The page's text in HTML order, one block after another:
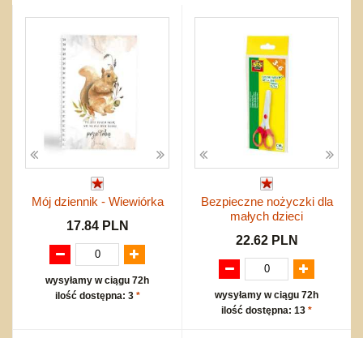
Okolicznościowe i świąteczne
Dźwiekowe
Bajkowe
Inne
Karuzelki
Maty do zabawy
Do rozkręcania
Bąki
Pojazdy
Inne
Mebelki
Innedo koszykówki
Nowości
Wyprzedaż
Promocje
Start
Zakupy hurtowe
Koszty przesyłki
Regulamin
Kontakt
Mapa produktów
Mój dziennik - Wiewiórka
17.84 PLN
wysyłamy w ciągu 72h
ilość dostępna: 3 *
Bezpieczne nożyczki dla
małych dzieci
22.62 PLN
wysyłamy w ciągu 72h
ilość dostępna: 13 *